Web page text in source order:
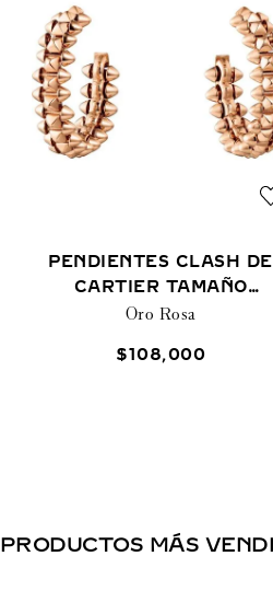
PENDIENTES CLASH DE
CARTIER TAMAÑO
PEQUEÑO
Oro Rosa
$108,000
PRODUCTOS MÁS